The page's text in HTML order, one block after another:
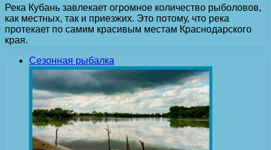
Река Кубань завлекает огромное количество рыболовов,
как местных, так и приезжих. Это потому, что река
протекает по самим красивым местам Краснодарского
края.
Сезонная рыбалка